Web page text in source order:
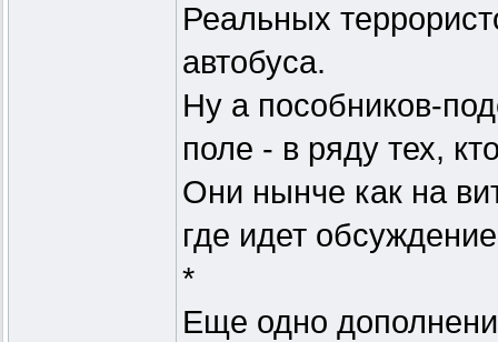
Реальных
автобуса.
Ну а пособников-
поле - в ряду тех,
Они нынче как на
где идет
*
Еще одно